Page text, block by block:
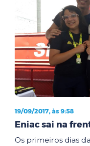
19/09/2017, às 9:58
Eniac sai na
Os primeiros dias